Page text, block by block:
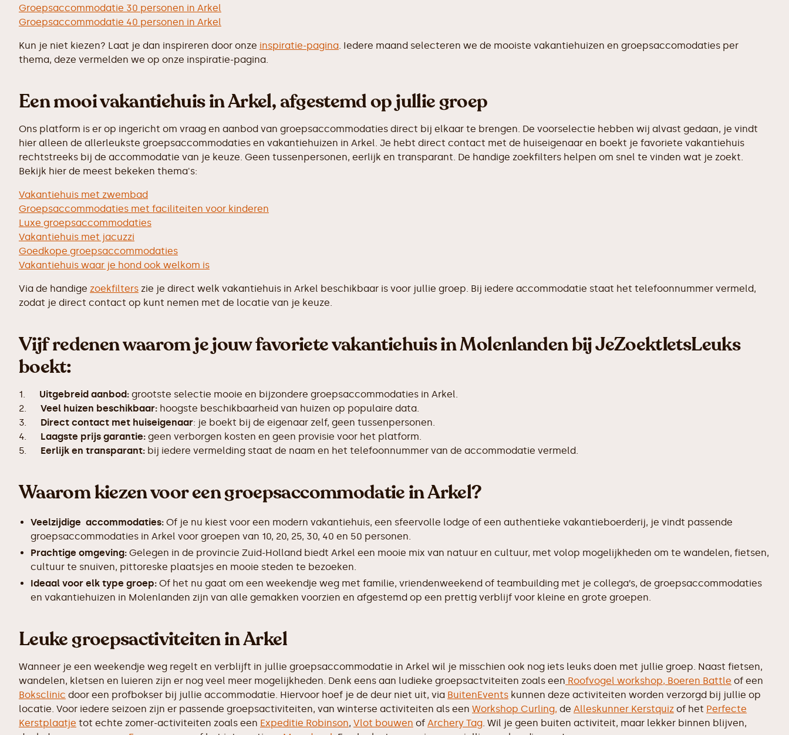
Groepsaccommodatie 30 personen in Arkel
Groepsaccommodatie 40 personen in Arkel
Kun je niet kiezen? Laat je dan inspireren door onze inspiratie-pagina. Iedere maand selecteren we de mooiste vakantiehuizen en groepsaccomodaties per
thema, deze vermelden we op onze inspiratie-pagina.
Een mooi vakantiehuis in Arkel, afgestemd op jullie groep
Ons platform is er op ingericht om vraag en aanbod van groepsaccommodaties direct bij elkaar te brengen. De voorselectie hebben wij alvast gedaan, je vindt
hier alleen de allerleukste groepsaccommodaties en vakantiehuizen in Arkel. Je hebt direct contact met de huiseigenaar en boekt je favoriete vakantiehuis
rechtstreeks bij de accommodatie van je keuze. Geen tussenpersonen, eerlijk en transparant. De handige zoekfilters helpen om snel te vinden wat je zoekt.
Bekijk hier de meest bekeken thema's:
Vakantiehuis met zwembad
Groepsaccommodaties met faciliteiten voor kinderen
Luxe groepsaccommodaties
Vakantiehuis met jacuzzi
Goedkope groepsaccommodaties
Vakantiehuis waar je hond ook welkom is
Via de handige zoekfilters zie je direct welk vakantiehuis in Arkel beschikbaar is voor jullie groep. Bij iedere accommodatie staat het telefoonnummer vermeld,
zodat je direct contact op kunt nemen met de locatie van je keuze.
Vijf redenen waarom je jouw favoriete vakantiehuis in Molenlanden bij JeZoektIetsLeuks
boekt:
1. Uitgebreid aanbod: grootste selectie mooie en bijzondere groepsaccommodaties in Arkel.
2. Veel huizen beschikbaar: hoogste beschikbaarheid van huizen op populaire data.
3. Direct contact met huiseigenaar: je boekt bij de eigenaar zelf, geen tussenpersonen.
4. Laagste prijs garantie: geen verborgen kosten en geen provisie voor het platform.
5. Eerlijk en transparant: bij iedere vermelding staat de naam en het telefoonnummer van de accommodatie vermeld.
Waarom kiezen voor een groepsaccommodatie in Arkel?
Veelzijdige accommodaties: Of je nu kiest voor een modern vakantiehuis, een sfeervolle lodge of een authentieke vakantieboerderij, je vindt passende
groepsaccommodaties in Arkel voor groepen van 10, 20, 25, 30, 40 en 50 personen.
Prachtige omgeving: Gelegen in de provincie Zuid-Holland biedt Arkel een mooie mix van natuur en cultuur, met volop mogelijkheden om te wandelen, fietsen,
cultuur te snuiven, pittoreske plaatsjes en mooie steden te bezoeken.
Ideaal voor elk type groep: Of het nu gaat om een weekendje weg met familie, vriendenweekend of teambuilding met je collega’s, de groepsaccommodaties
en vakantiehuizen in Molenlanden zijn van alle gemakken voorzien en afgestemd op een prettig verblijf voor kleine en grote groepen.
Leuke groepsactiviteiten in Arkel
Wanneer je een weekendje weg regelt en verblijft in jullie groepsaccommodatie in Arkel wil je misschien ook nog iets leuks doen met jullie groep. Naast fietsen,
wandelen, kletsen en luieren zijn er nog veel meer mogelijkheden. Denk eens aan ludieke groepsactviteiten zoals een Roofvogel workshop, Boeren Battle of een
Boksclinic door een profbokser bij jullie accommodatie. Hiervoor hoef je de deur niet uit, via BuitenEvents kunnen deze activiteiten worden verzorgd bij jullie op
locatie. Voor iedere seizoen zijn er passende groepsactiviteiten, van winterse activiteiten als een Workshop Curling, de Alleskunner Kerstquiz of het Perfecte
Kerstplaatje tot echte zomer-activiteiten zoals een Expeditie Robinson, Vlot bouwen of Archery Tag. Wil je geen buiten activiteit, maar lekker binnen blijven,